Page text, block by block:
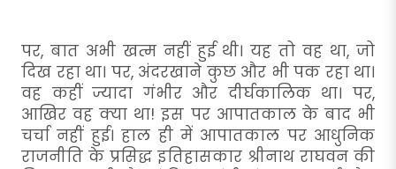
पर, बात अभी खत्म नहीं हुई थी। यह तो वह था, जो
दिख रहा था। पर, अंदरखाने कुछ और भी पक रहा था।
वह कहीं ज्यादा गंभीर और दीर्घकालिक था। पर,
आखिर वह क्या था! इस पर आपातकाल के बाद भी
चर्चा नहीं हुई। हाल ही में आपातकाल पर आधुनिक
राजनीति के प्रसिद्ध इतिहासकार श्रीनाथ राघवन की